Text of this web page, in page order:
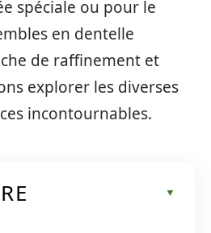
spéciale ou pour le
en dentelle
de raffinement et
explorer les diverses
incontournables.